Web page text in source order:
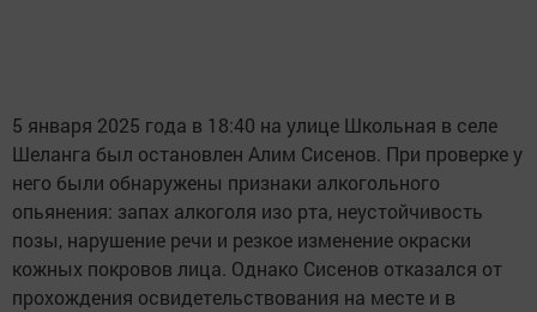
5 января 2025 года в 18:40 на улице Школьная в селе
Шеланга был остановлен Алим Сисенов. При проверке у
него были обнаружены признаки алкогольного
опьянения: запах алкоголя изо рта, неустойчивость
позы, нарушение речи и резкое изменение окраски
кожных покровов лица. Однако Сисенов отказался от
прохождения освидетельствования на месте и в